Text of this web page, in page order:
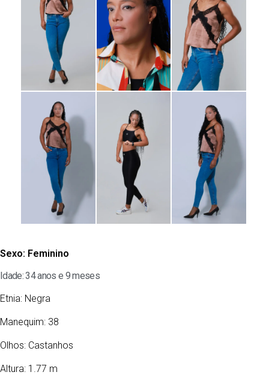
Sexo: Feminino
Idade: 34 anos e 9 meses
Etnia: Negra
Manequim: 38
Olhos: Castanhos
Altura: 1.77 m